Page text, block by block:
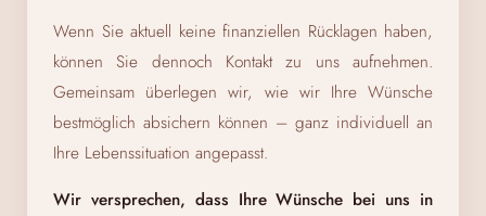
Wenn Sie aktuell keine finanziellen Rücklagen haben,
können Sie dennoch Kontakt zu uns aufnehmen.
Gemeinsam überlegen wir, wie wir Ihre Wünsche
bestmöglich absichern können – ganz individuell an
Ihre Lebenssituation angepasst.
Wir versprechen, dass Ihre Wünsche bei uns in